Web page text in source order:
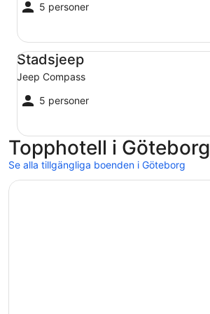
5 personer
Stadsjeep
Jeep Compass
5 personer
Stadsjeep Jeep Compass
Topphotell i Göteborg
Se alla tillgängliga boenden i Göteborg
Öppnas i ett nytt fönster
Gothia Towers & Upper House